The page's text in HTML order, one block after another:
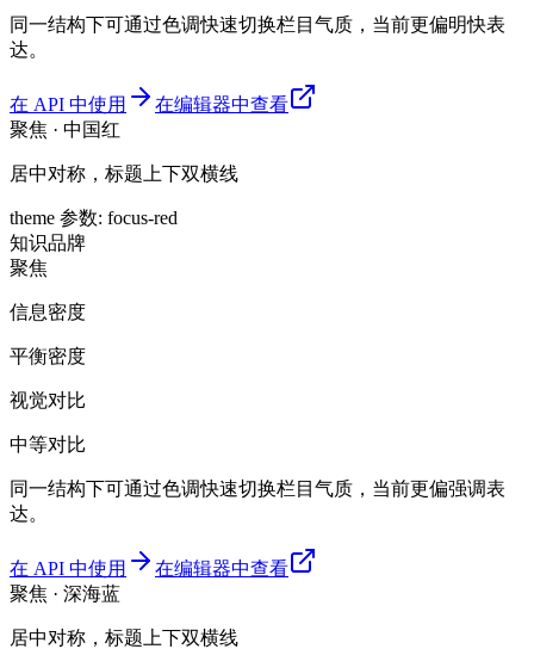
同一结构下可通过色调快速切换栏目气质，当前更偏明快表
达。
在 API 中使用
在编辑器中查看
聚焦 · 中国红
居中对称，标题上下双横线
theme 参数: focus-red
知识品牌
聚焦
信息密度
平衡密度
视觉对比
中等对比
同一结构下可通过色调快速切换栏目气质，当前更偏强调表
达。
在 API 中使用
在编辑器中查看
聚焦 · 深海蓝
居中对称，标题上下双横线